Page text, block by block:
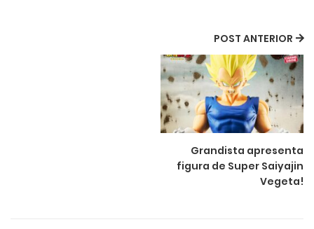
POST ANTERIOR
Grandista apresenta
figura de Super Saiyajin
Vegeta!